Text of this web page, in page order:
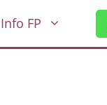
Info FP